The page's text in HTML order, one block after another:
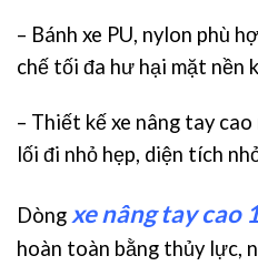
– Bánh xe PU, nylon phù
chế tối đa hư hại mặt nền
– Thiết kế xe nâng tay
lối đi nhỏ hẹp, diện tích
Dòng xe nâng tay cao
hoàn toàn bằng thủy lực,